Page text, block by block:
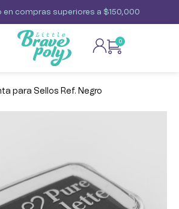
en compras superiores a $150,000
0
para Sellos Ref. Negro